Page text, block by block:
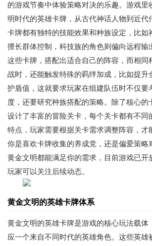
的游戏节奏中体验策略对决的乐趣。游戏里
明时代的英雄卡牌，从古代神话人物到近代
卡牌都有独特的技能效果和种族设定，比如
擅长群体控制，科技族的角色则偏向远程输
这些卡牌，搭配出适合自己的阵容，而相同
战时，还能触发特殊的羁绊加成，比如提升
护盾值，这就要求玩家在组建队伍时不仅要
度，还要研究种族搭配的策略。除了核心的
设计了丰富的冒险关卡，每个关卡都有不同
特点，玩家需要根据关卡需求调整阵容，才
你是喜欢卡牌收集的养成党，还是偏爱策略
黄金文明都能满足你的需求，目前游戏已开
玩家可以关注后续动态。
黄金文明的英雄卡牌体系
黄金文明的英雄卡牌是游戏的核心玩法载体
应一个来自不同时代的英雄角色。这些英雄